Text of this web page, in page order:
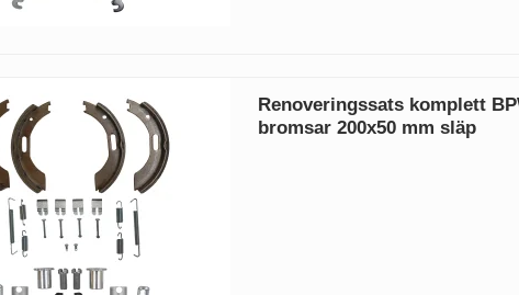
Renoveringssats komplett
bromsar 200x50 mm släp